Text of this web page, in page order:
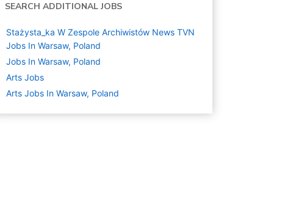
SEARCH ADDITIONAL JOBS
Stażysta_ka W Zespole Archiwistów News TVN
Jobs In Warsaw, Poland
Jobs In Warsaw, Poland
Arts Jobs
Arts Jobs In Warsaw, Poland